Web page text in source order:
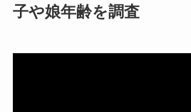
子や娘年齢を調査